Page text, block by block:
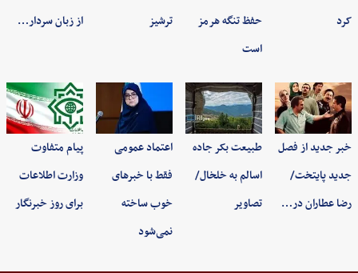
کرد
حفظ تنگه هرمز
است
ترشیز
از زبان سردار…
خبر جدید از فصل
جدید پایتخت/
رضا عطاران در…
طبیعت بکر جاده
اسالم به خلخال/
تصاویر
اعتماد عمومی
فقط با خبرهای
خوب ساخته
نمی‌شود
پیام متفاوت
وزارت اطلاعات
برای روز خبرنگار